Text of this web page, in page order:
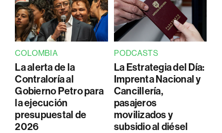
COLOMBIA
La alerta de la
Contraloría al
Gobierno Petro para
la ejecución
presupuestal de
2026
PODCASTS
La Estrategia del Día:
Imprenta Nacional y
Cancillería,
pasajeros
movilizados y
subsidio al diésel